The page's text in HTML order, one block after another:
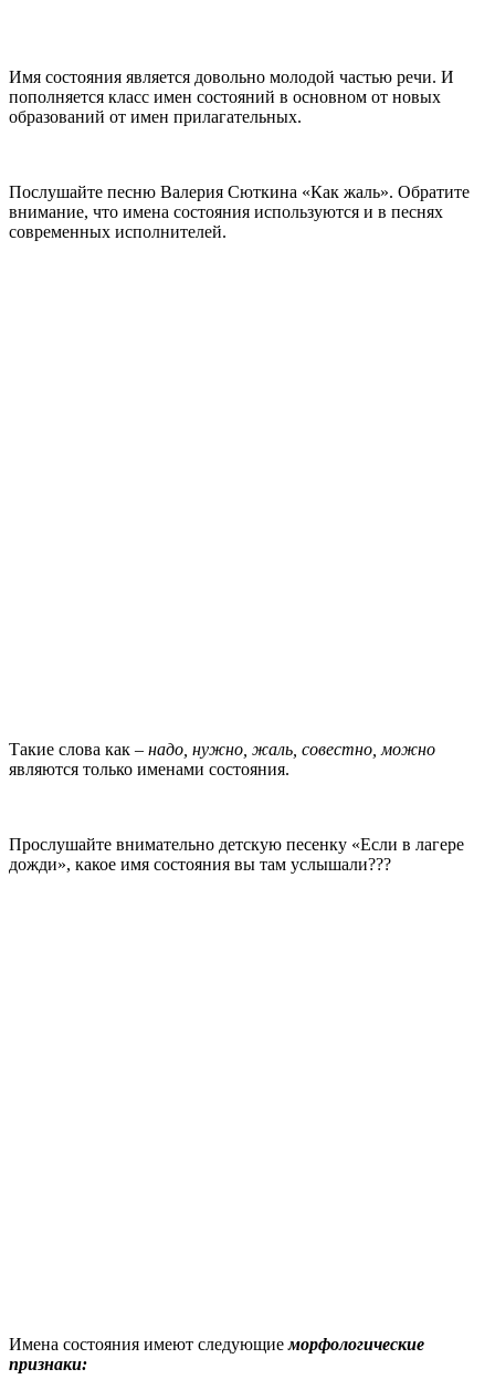
Имя состояния является довольно молодой частью речи. И
пополняется класс имен состояний в основном от новых
образований от имен прилагательных.
Послушайте песню Валерия Сюткина «Как жаль». Обратите
внимание, что имена состояния используются и в песнях
современных исполнителей.
Такие слова как – надо, нужно, жаль, совестно, можно
являются только именами состояния.
Прослушайте внимательно детскую песенку «Если в лагере
дожди», какое имя состояния вы там услышали???
Имена состояния имеют следующиеморфологические
признаки: